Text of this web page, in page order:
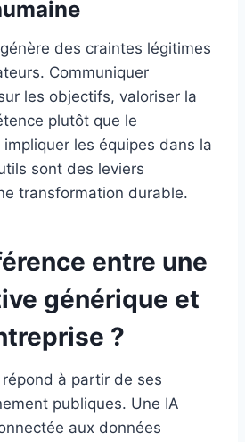
génère des craintes légitimes
Communiquer
les objectifs, valoriser la
plutôt que le
les équipes dans la
sont des leviers
transformation durable.
entre une
générique et
?
à partir de ses
publiques. Une IA
aux données